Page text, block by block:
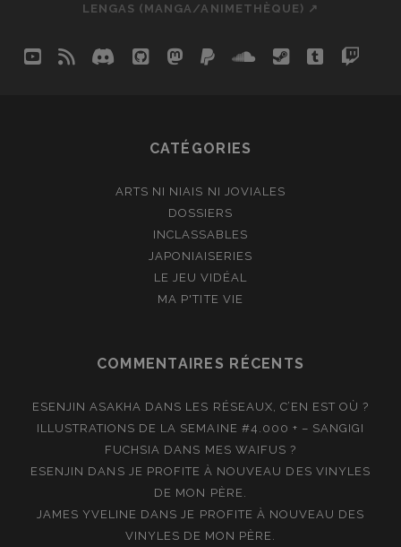
LENGAS (MANGA/ANIMETHÈQUE) ↗
youtube
rss discord
githubmastodon
paypalsoundcloud
steamtumblr
CATÉGORIES
ARTS NI NIAIS NI JOVIALES
DOSSIERS
INCLASSABLES
JAPONIAISERIES
LE JEU VIDÉAL
MA P'TITE VIE
COMMENTAIRES RÉCENTS
ESENJIN ASAKHA DANS LES RÉSEAUX, C’EN EST OÙ ?
ILLUSTRATIONS DE LA SEMAINE #4.000 + – SANGIGI
FUCHSIA DANS MES WAIFUS ?
ESENJIN DANS JE PROFITE À NOUVEAU DES VINYLES
DE MON PÈRE.
JAMES YVELINE DANSJE PROFITE À NOUVEAU DES
VINYLES DE MON PÈRE.